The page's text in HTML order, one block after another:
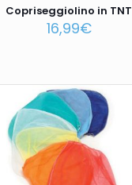
Copriseggiolino in TNT
16,99€